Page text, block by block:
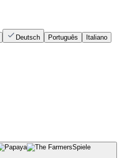
Deutsch Português
Italiano
Spiele